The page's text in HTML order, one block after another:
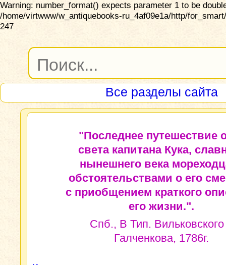
Warning: number_format() expects parameter 1 to be
/home/virtwww/w_antiquebooks-ru_4af09e1a/http/
247
Все разделы сайта
"Последнее путешествие
света капитана Кука,
нынешнего века
обстоятельствами о его
с приобщением краткого
его жизни.".
Спб., В Тип.
Галченкова, 1786г.